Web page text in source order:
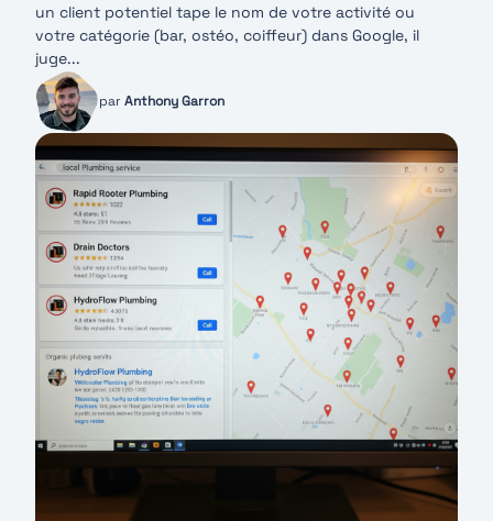
un client potentiel tape le nom de votre activité ou
votre catégorie (bar, ostéo, coiffeur) dans Google, il
juge...
par Anthony Garron